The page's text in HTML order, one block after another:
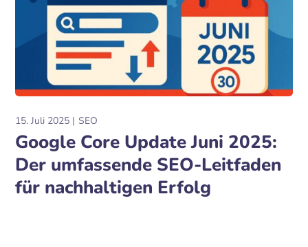
15. Juli 2025 SEO
Google Core Update Juni 2025:
Der umfassende SEO-Leitfaden
für nachhaltigen Erfolg